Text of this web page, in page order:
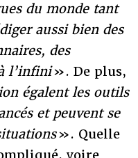
du monde tant
aussi bien des
des
l’infini». De plus,
égalent les outils
et peuvent se
». Quelle